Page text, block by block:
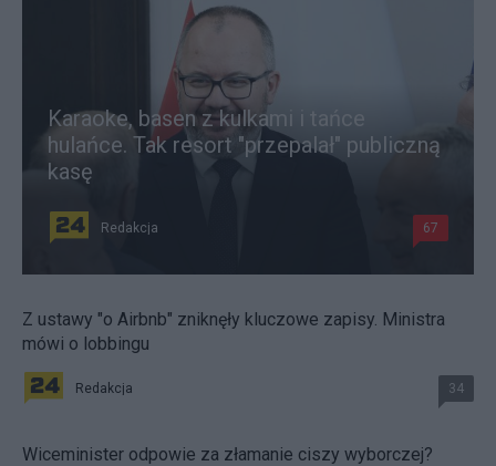
Karaoke, basen z kulkami i tańce
hulańce. Tak resort "przepalał" publiczną
kasę
Redakcja 67
Z ustawy "o Airbnb" zniknęły kluczowe zapisy. Ministra
mówi o lobbingu
Redakcja 34
Wiceminister odpowie za złamanie ciszy wyborczej?